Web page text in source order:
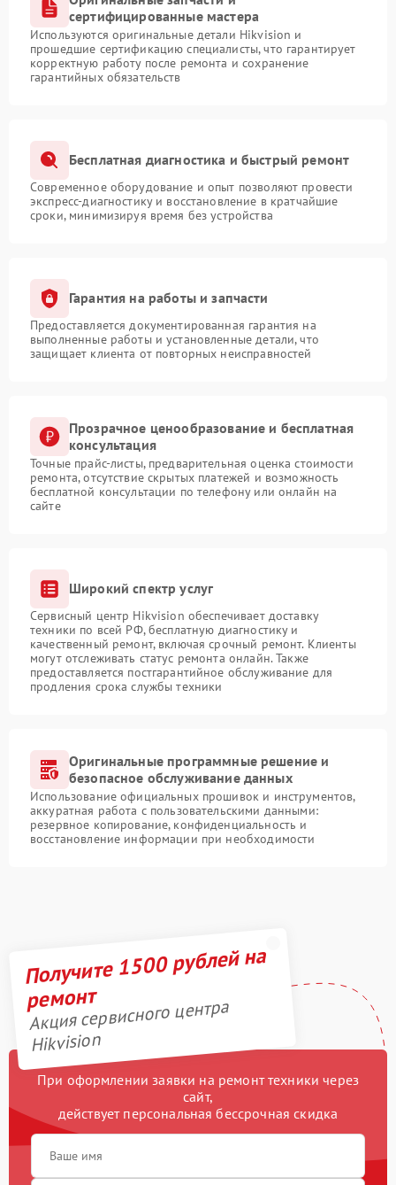
сертифицированные мастера
Используются оригинальные детали Hikvision и
прошедшие сертификацию специалисты, что гарантирует
корректную работу после ремонта и сохранение
гарантийных обязательств
Бесплатная диагностика и быстрый ремонт
Современное оборудование и опыт позволяют провести
экспресс-диагностику и восстановление в кратчайшие
сроки, минимизируя время без устройства
Гарантия на работы и запчасти
Предоставляется документированная гарантия на
выполненные работы и установленные детали, что
защищает клиента от повторных неисправностей
Прозрачное ценообразование и бесплатная
консультация
Точные прайс-листы, предварительная оценка стоимости
ремонта, отсутствие скрытых платежей и возможность
бесплатной консультации по телефону или онлайн на
сайте
Широкий спектр услуг
Сервисный центр Hikvision обеспечивает доставку
техники по всей РФ, бесплатную диагностику и
качественный ремонт, включая срочный ремонт. Клиенты
могут отслеживать статус ремонта онлайн. Также
предоставляется постгарантийное обслуживание для
продления срока службы техники
Оригинальные программные решение и
безопасное обслуживание данных
Использование официальных прошивок и инструментов,
аккуратная работа с пользовательскими данными:
резервное копирование, конфиденциальность и
восстановление информации при необходимости
Получите 1500 рублей на
ремонт
Акция сервисного центра
Hikvision
При оформлении заявки на ремонт техники через
сайт,
действует персональная бессрочная скидка